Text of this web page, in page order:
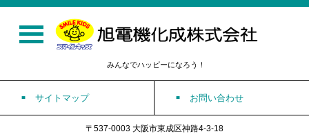
みんなでハッピーになろう！
サイトマップ お問い合わせ
〒537-0003 大阪市東成区神路4-3-18